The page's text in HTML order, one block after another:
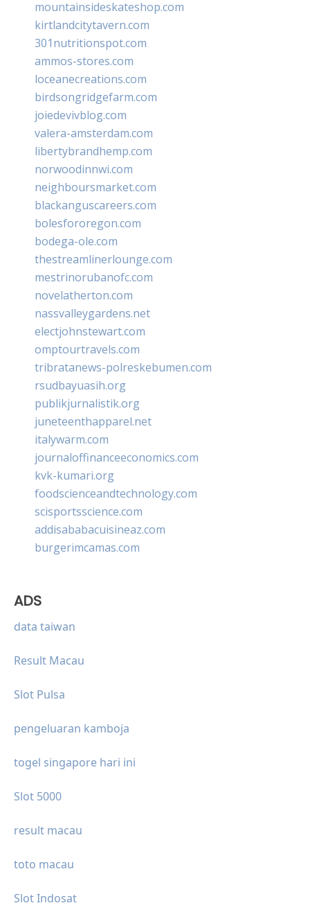
mountainsideskateshop.com
kirtlandcitytavern.com
301nutritionspot.com
ammos-stores.com
loceanecreations.com
birdsongridgefarm.com
joiedevivblog.com
valera-amsterdam.com
libertybrandhemp.com
norwoodinnwi.com
neighboursmarket.com
blackanguscareers.com
bolesfororegon.com
bodega-ole.com
thestreamlinerlounge.com
mestrinorubanofc.com
novelatherton.com
nassvalleygardens.net
electjohnstewart.com
omptourtravels.com
tribratanews-polreskebumen.com
rsudbayuasih.org
publikjurnalistik.org
juneteenthapparel.net
italywarm.com
journaloffinanceeconomics.com
kvk-kumari.org
foodscienceandtechnology.com
scisportsscience.com
addisababacuisineaz.com
burgerimcamas.com
ADS
data taiwan
Result Macau
Slot Pulsa
pengeluaran kamboja
togel singapore hari ini
Slot 5000
result macau
toto macau
Slot Indosat